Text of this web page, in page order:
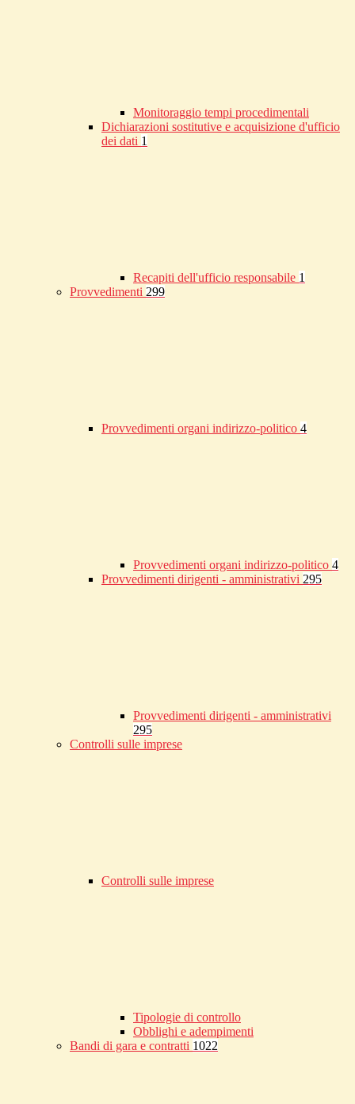
Monitoraggio tempi procedimentali
Dichiarazioni sostitutive e acquisizione d'ufficio
dei dati 1
Recapiti dell'ufficio responsabile 1
Provvedimenti 299
Provvedimenti organi indirizzo-politico 4
Provvedimenti organi indirizzo-politico 4
Provvedimenti dirigenti - amministrativi 295
Provvedimenti dirigenti - amministrativi
295
Controlli sulle imprese
Controlli sulle imprese
Tipologie di controllo
Obblighi e adempimenti
Bandi di gara e contratti 1022